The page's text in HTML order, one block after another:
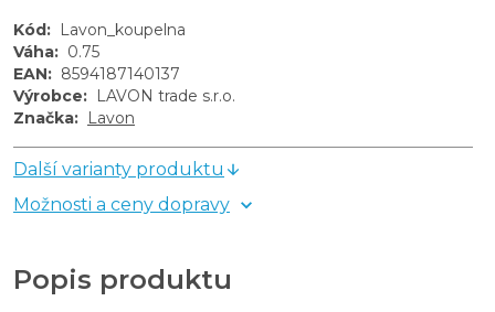
Kód: Lavon_koupelna
Váha: 0.75
EAN: 8594187140137
Výrobce: LAVON trade s.r.o.
Značka: Lavon
Další varianty produktu
Možnosti a ceny dopravy
Popis produktu